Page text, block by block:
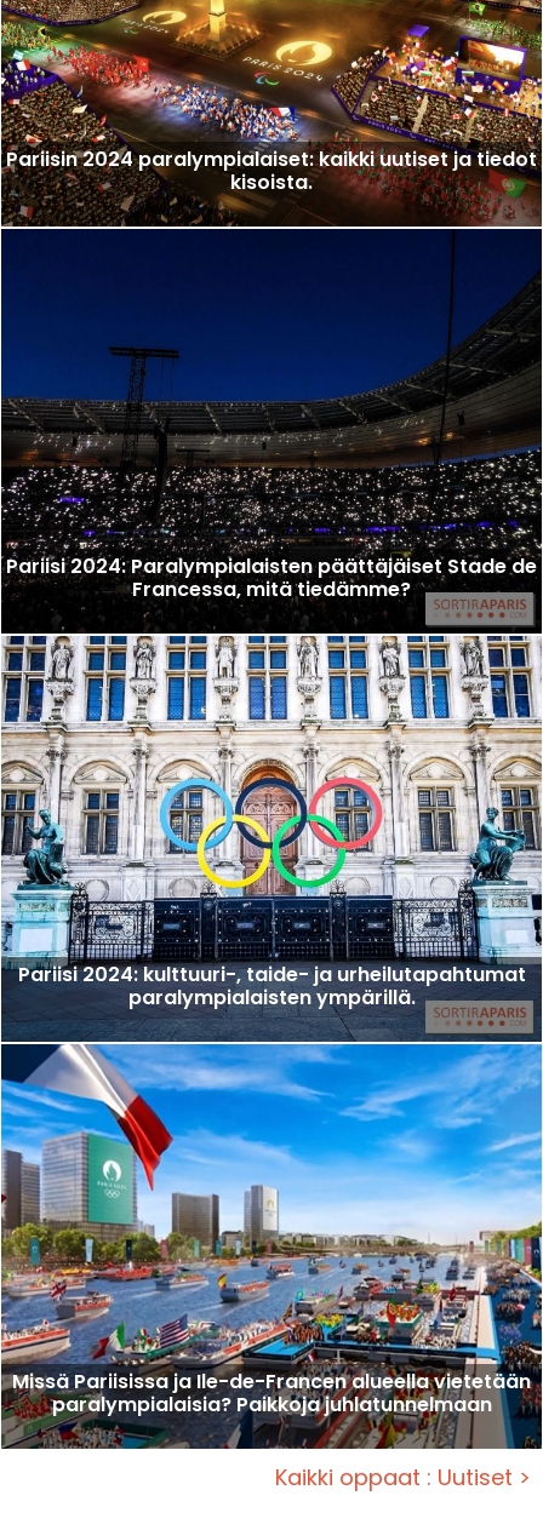
Pariisin 2024 paralympialaiset: kaikki uutiset ja tiedot
kisoista.
Pariisi 2024: Paralympialaisten päättäjäiset Stade de
Francessa, mitä tiedämme?
Pariisi 2024: kulttuuri-, taide- ja urheilutapahtumat
paralympialaisten ympärillä.
Missä Pariisissa ja Ile-de-Francen alueella vietetään
paralympialaisia? Paikkoja juhlatunnelmaan
Kaikki oppaat : Uutiset >